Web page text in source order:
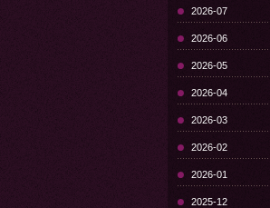
2026-07
2026-06
2026-05
2026-04
2026-03
2026-02
2026-01
2025-12